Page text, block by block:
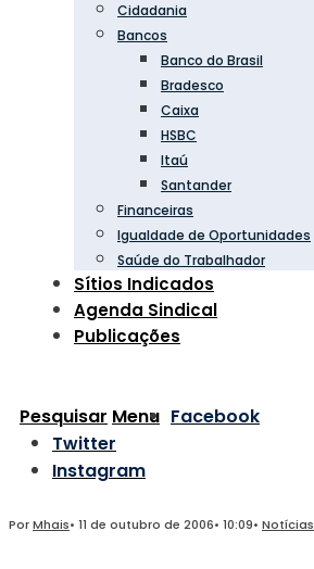
Cidadania
Bancos
Banco do Brasil
Bradesco
Caixa
HSBC
Itaú
Santander
Financeiras
Igualdade de Oportunidades
Saúde do Trabalhador
Sítios Indicados
Agenda Sindical
Publicações
Pesquisar Menu Facebook
Twitter
Instagram
PorMhais• 11 de outubro de 2006• 10:09• Notícias